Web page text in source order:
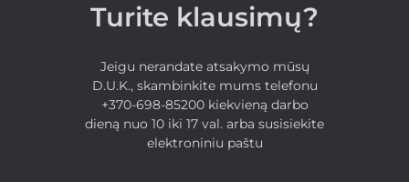
Turite klausimų?
Jeigu nerandate atsakymo mūsų
D.U.K., skambinkite mums telefonu
+370-698-85200 kiekvieną darbo
dieną nuo 10 iki 17 val. arba susisiekite
elektroniniu paštu